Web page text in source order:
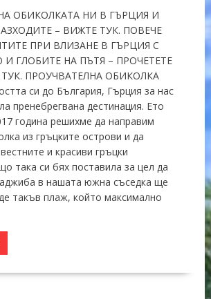
ОБИКОЛКАТА НИ В ГЪРЦИЯ И
– ВИЖТЕ ТУК. ПОВЕЧЕ
ПРИ ВЛИЗАНЕ В ГЪРЦИЯ С
И ГЛОБИТЕ НА ПЪТЯ – ПРОЧЕТЕТЕ
ПРОУЧВАТЕЛНА ОБИКОЛКА
си до България, Гърция за нас
пренебрегвана дестинация. Ето
година решихме да направим
из гръцките острови и да
и красиви гръцки
така си бях поставила за цел да
в нашата южна съседка ще
такъв плаж, който максимално